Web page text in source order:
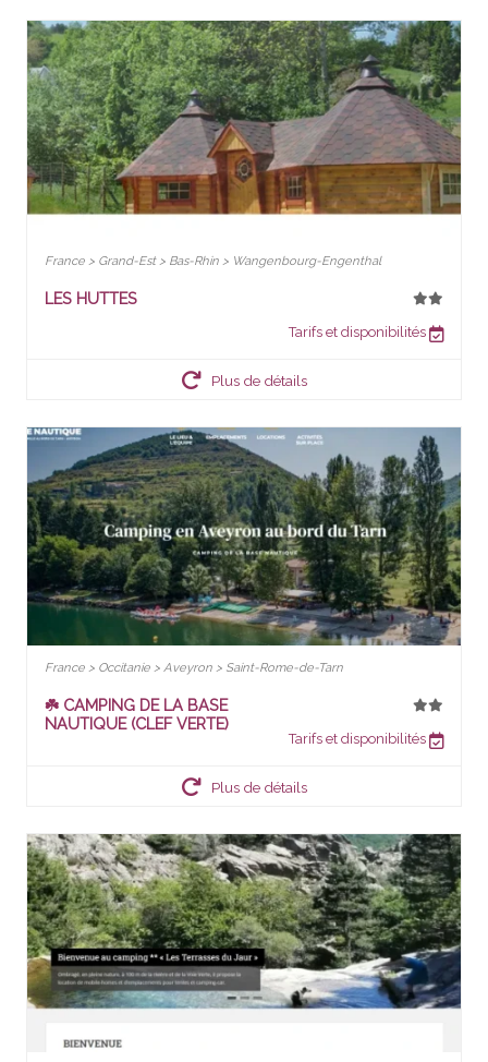
France > Grand-Est > Bas-Rhin > Wangenbourg-Engenthal
LES HUTTES
Tarifs et disponibilités
Plus de détails
France > Occitanie > Aveyron > Saint-Rome-de-Tarn
☘️ CAMPING DE LA BASE
NAUTIQUE (CLEF VERTE)
Tarifs et disponibilités
Plus de détails